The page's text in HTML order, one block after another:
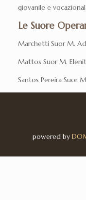
giovanile e
Le Suore
Marchetti Suor M.
Mattos Suor M.
Santos Pereira Suor
powered by